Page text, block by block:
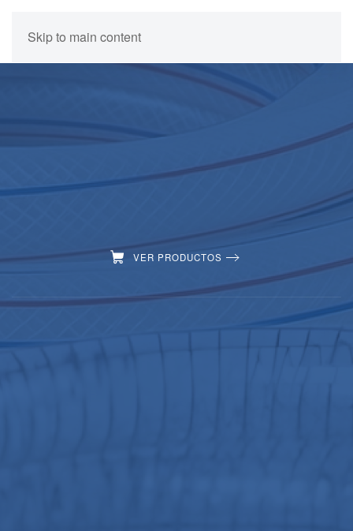
Skip to main content
VER PRODUCTOS